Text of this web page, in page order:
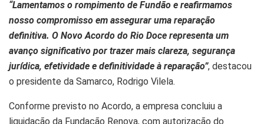
“Lamentamos o rompimento de Fundão e reafirmamos
nosso compromisso em assegurar uma reparação
definitiva. O Novo Acordo do Rio Doce representa um
avanço significativo por trazer mais clareza, segurança
jurídica, efetividade e definitividade à reparação”, destacou
o presidente da Samarco, Rodrigo Vilela.
Conforme previsto no Acordo, a empresa concluiu a
liquidação da Fundação Renova, com autorização do